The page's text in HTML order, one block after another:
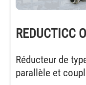
REDUCTICC
Réducteur de
parallèle et